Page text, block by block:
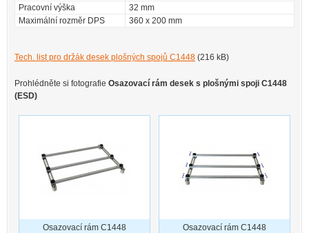
Pracovní výška
32 mm
Maximální rozměr DPS
360 x 200 mm
Tech. list pro držák desek plošných spojů C1448 (216 kB)
Prohlédněte si fotografie Osazovací rám desek s plošnými spoji C1448
(ESD)
Osazovací rám C1448 Osazovací rám C1448